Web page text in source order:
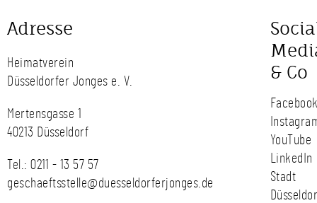
Adresse
Heimatverein
Düsseldorfer Jonges e. V.
Mertensgasse 1
40213 Düsseldorf
Tel.: 0211 - 13 57 57
geschaeftsstelle@duesseldorferjonges.de
& Co
YouTube
LinkedIn
Stadt